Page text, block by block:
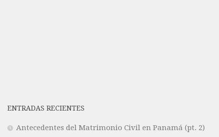
ENTRADAS RECIENTES
Antecedentes del Matrimonio Civil en Panamá (pt. 2)